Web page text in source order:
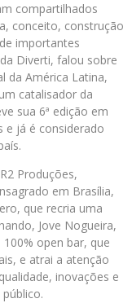
compartilhados
conceito, construção
importantes
Diverti, falou sobre
da América Latina,
catalisador da
sua 6ª edição em
e já é considerado
Produções,
em Brasília,
que recria uma
Jove Nogueira,
open bar, que
e atrai a atenção
inovações e